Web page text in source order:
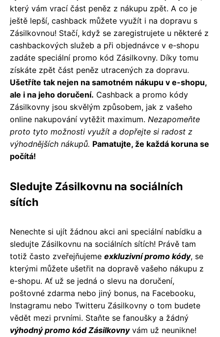
který vám vrací část peněz z nákupu zpět. A co je
ještě lepší, cashback můžete využít i na dopravu s
Zásilkovnou! Stačí, když se zaregistrujete u některé z
cashbackových služeb a při objednávce v e-shopu
zadáte speciální promo kód Zásilkovny. Díky tomu
získáte zpět část peněz utracených za dopravu.
Ušetříte tak nejen na samotném nákupu v e-shopu,
ale i na jeho doručení. Cashback a promo kódy
Zásilkovny jsou skvělým způsobem, jak z vašeho
online nakupování vytěžit maximum. Nezapomeňte
proto tyto možnosti využít a dopřejte si radost z
výhodnějších nákupů. Pamatujte, že každá koruna se
počítá!
Sledujte Zásilkovnu na sociálních
sítích
Nenechte si ujít žádnou akci ani speciální nabídku a
sledujte Zásilkovnu na sociálních sítích! Právě tam
totiž často zveřejňujeme exkluzivní promo kódy, se
kterými můžete ušetřit na dopravě vašeho nákupu z
e-shopu. Ať už se jedná o slevu na doručení,
poštovné zdarma nebo jiný bonus, na Facebooku,
Instagramu nebo Twitteru Zásilkovny o tom budete
vědět mezi prvními. Staňte se fanoušky a žádný
výhodný promo kód Zásilkovnyvám už neunikne!